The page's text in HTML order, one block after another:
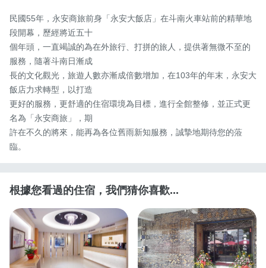
民國55年，永安商旅前身「永安大飯店」在斗南火車站前的精華地
段開幕，歷經將近五十
個年頭，一直竭誠的為在外旅行、打拼的旅人，提供著無微不至的
服務，隨著斗南日漸成
長的文化觀光，旅遊人數亦漸成倍數增加，在103年的年末，永安大
飯店力求轉型，以打造
更好的服務，更舒適的住宿環境為目標，進行全館整修，並正式更
名為「永安商旅」，期
許在不久的將來，能再為各位舊雨新知服務，誠摯地期待您的蒞
臨。
根據您看過的住宿，我們猜你喜歡...